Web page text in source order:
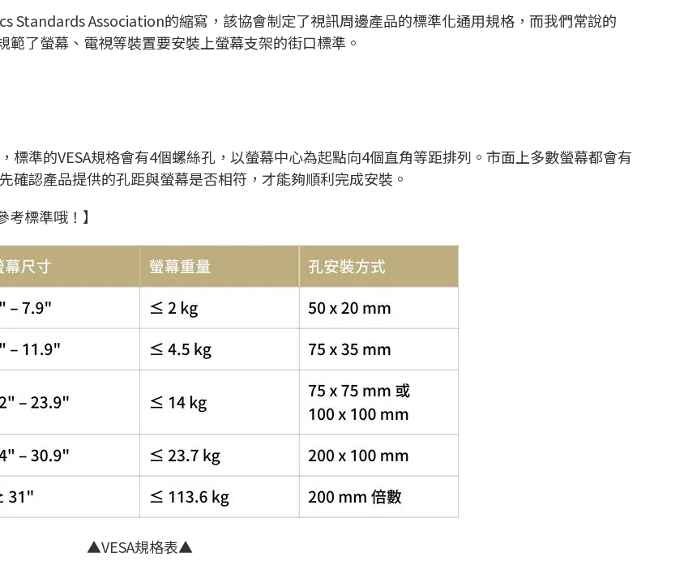
Standards Association的縮寫，該協會制定了視訊周邊產品的標準化通用規格，而我們常說的
了螢幕、電視等裝置要安裝上螢幕支架的街口標準。
標準的VESA規格會有4個螺絲孔，以螢幕中心為起點向4個直角等距排列。市面上多數螢幕都會有
確認產品提供的孔距與螢幕是否相符，才能夠順利完成安裝。
標準哦！】
▲VESA規格表▲